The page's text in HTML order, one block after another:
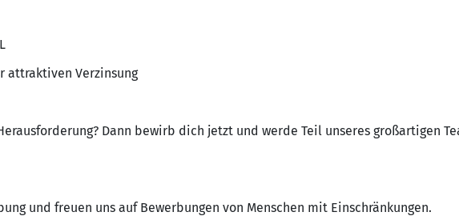
attraktiven Verzinsung
Dann bewirb dich jetzt und werde Teil unseres großartigen
und freuen uns auf Bewerbungen von Menschen mit Einschränkungen.